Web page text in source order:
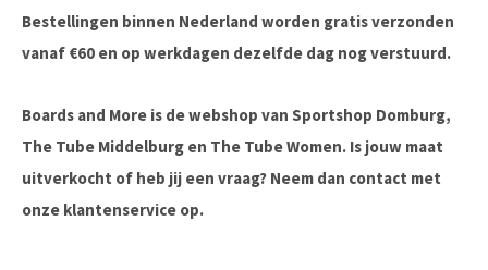
Bestellingen binnen Nederland worden gratis verzonden
vanaf €60 en op werkdagen dezelfde dag nog verstuurd.
Boards and More is de webshop van Sportshop Domburg,
The Tube Middelburg en The Tube Women. Is jouw maat
uitverkocht of heb jij een vraag? Neem dan contact met
onze klantenservice op.